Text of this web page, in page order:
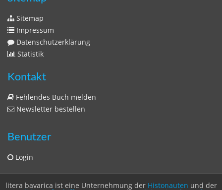
Sitemap
Impressum
Datenschutzerklärung
Statistik
Kontakt
Fehlendes Buch melden
Newsletter bestellen
Benutzer
Login
litera bavarica ist eine Unternehmung der Histonauten und der